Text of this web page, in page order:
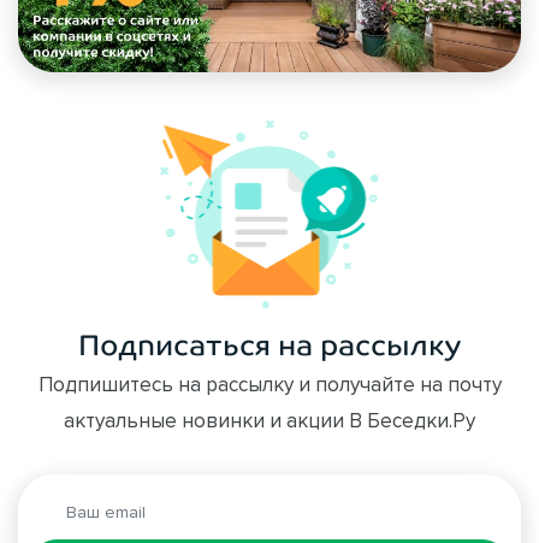
Подписаться на рассылку
Подпишитесь на рассылку и получайте на почту
актуальные новинки и акции В Беседки.Ру